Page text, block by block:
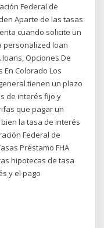
Federal de
Aparte de las tasas
cuando solicite un
personalized loan
Opciones De
En Colorado Los
tienen un plazo
de interés fijo y
que pagar un
la tasa de interés
Federal de
Préstamo FHA
hipotecas de tasa
y el pago